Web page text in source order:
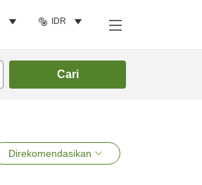
IDR
Cari
Direkomendasikan